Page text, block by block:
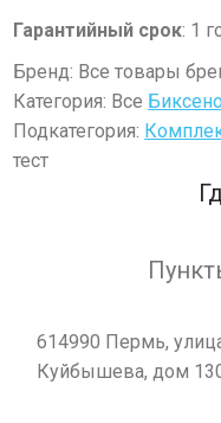
Гарантийный срок: 1
Бренд: Все товары
Категория: Все
Подкатегория:
тест
614990 Пермь,
Куйбышева, дом